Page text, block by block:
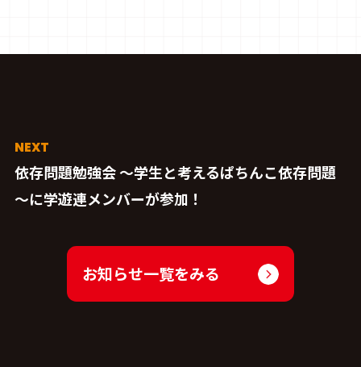
依存問題勉強会 ～学生と考えるぱちんこ依存問題
～に学遊連メンバーが参加！
お知らせ一覧をみる